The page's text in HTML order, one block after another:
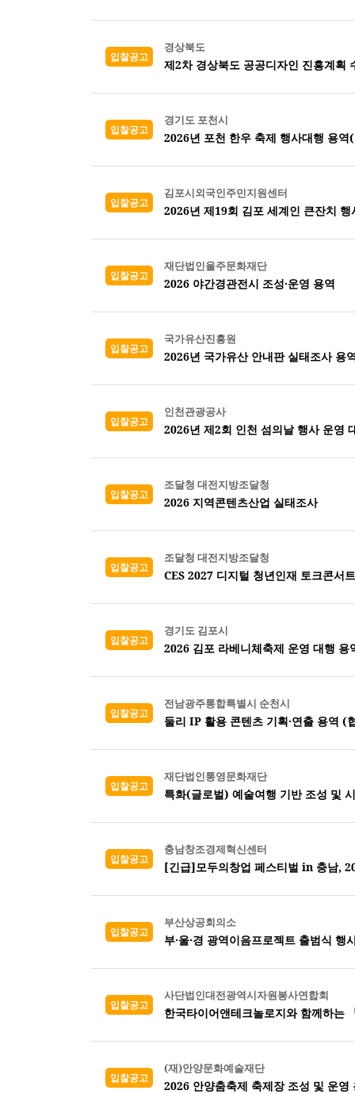
입찰공고
경상북도
제2차 경상북도 공공디자인 진흥계획
입찰공고
경기도 포천시
2026년 포천 한우 축제 행사대행 용역
입찰공고
김포시외국인주민지원센터
2026년 제19회 김포 세계인 큰잔치 행
입찰공고
재단법인울주문화재단
2026 야간경관전시 조성·운영 용역
입찰공고
국가유산진흥원
2026년 국가유산 안내판 실태조사 용
입찰공고
인천관광공사
2026년 제2회 인천 섬의날 행사 운영
입찰공고
조달청 대전지방조달청
2026 지역콘텐츠산업 실태조사
입찰공고
조달청 대전지방조달청
CES 2027 디지털 청년인재 토크콘서
입찰공고
경기도 김포시
2026 김포 라베니체축제 운영 대행 용
입찰공고
전남광주통합특별시 순천시
둘리 IP 활용 콘텐츠 기획·연출 용역 (
입찰공고
재단법인통영문화재단
특화(글로벌) 예술여행 기반 조성 및
입찰공고
충남창조경제혁신센터
[긴급]모두의창업 페스티벌 in 충남,
입찰공고
부산상공회의소
부·울·경 광역이음프로젝트 출범식 행
입찰공고
사단법인대전광역시자원봉사연합회
한국타이어앤테크놀로지와 함께하는
입찰공고
(재)안양문화예술재단
2026 안양춤축제 축제장 조성 및 운영